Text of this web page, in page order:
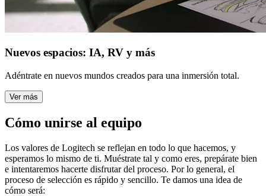
Nuevos espacios: IA, RV y más
Adéntrate en nuevos mundos creados para una inmersión total.
Ver más
Cómo unirse al equipo
Los valores de Logitech se reflejan en todo lo que hacemos, y
esperamos lo mismo de ti. Muéstrate tal y como eres, prepárate bien
e intentaremos hacerte disfrutar del proceso. Por lo general, el
proceso de selección es rápido y sencillo. Te damos una idea de
cómo será: